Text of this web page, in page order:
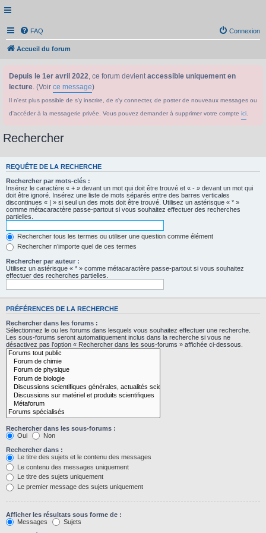
FAQ Connexion
Accueil du forum
Depuis le 1er avril 2022, ce forum devientaccessible uniquement en
lecture. (Voir ce message)
Il n'est plus possible de s'y inscrire, de s'y connecter, de poster de nouveaux messages ou
d'accéder à la messagerie privée. Vous pouvez demander à supprimer votre compte ici
Rechercher
REQUÊTE DE LA RECHERCHE
Rechercher par mots-clés :
Insérez le caractère « + » devant un mot qui doit être trouvé et « - » devant un mot qui
doit être ignoré. Insérez une liste de mots séparés entre des barres verticales
discontinues « | » si seul un des mots doit être trouvé. Utilisez un astérisque « * »
comme métacaractère passe-partout si vous souhaitez effectuer des recherches
partielles.
Rechercher tous les termes ou utiliser une question comme élément
Rechercher n’importe quel de ces termes
Rechercher par auteur :
Utilisez un astérisque « * » comme métacaractère passe-partout si vous souhaitez
effectuer des recherches partielles.
PRÉFÉRENCES DE LA RECHERCHE
Rechercher dans les forums :
Sélectionnez le ou les forums dans lesquels vous souhaitez effectuer une recherche.
Les sous-forums seront automatiquement inclus dans la recherche si vous ne
désactivez pas l’option « Rechercher dans les sous-forums » affichée ci-dessous.
Rechercher dans les sous-forums :
Oui
Non
Rechercher dans :
Le titre des sujets et le contenu des messages
Le contenu des messages uniquement
Le titre des sujets uniquement
Le premier message des sujets uniquement
Afficher les résultats sous forme de :
Messages
Sujets